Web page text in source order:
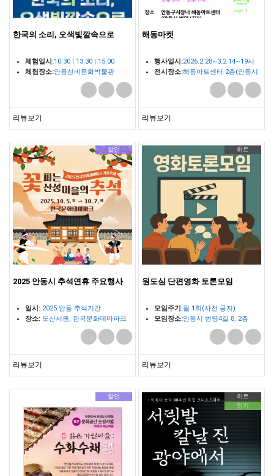
한국의 소리, 오색빛깔속으로
체험일시:10:30 | 13:30 | 15:00
체험장소:안동선비문화박물관
리뷰보기
해동마켓
행사일시:2026.2.28~3.2 14~19시
전시장소:해동아트센터 2층(안동시
리뷰보기
할인
2025 안동시 추석연휴 주요행사
일시: 2025 안동 추석기간
장소: 도산서원, 한국문화테마파크
리뷰보기
히트
원도심 단편영화 토론모임
모임주기:월 1회(사전 공지)
모임장소:안동시 번영4길 8, 2층
리뷰보기
할인
히트
인기